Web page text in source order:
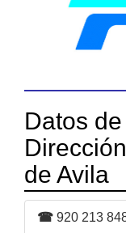
Datos
de Avila
☎ 920 213